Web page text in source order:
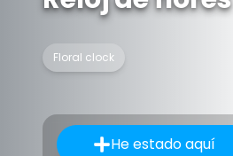
Floral clock
He estado aquí